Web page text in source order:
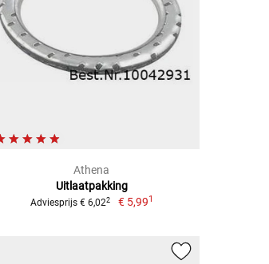
Athena
Uitlaatpakking
Adviesprijs € 6,022 € 5,991